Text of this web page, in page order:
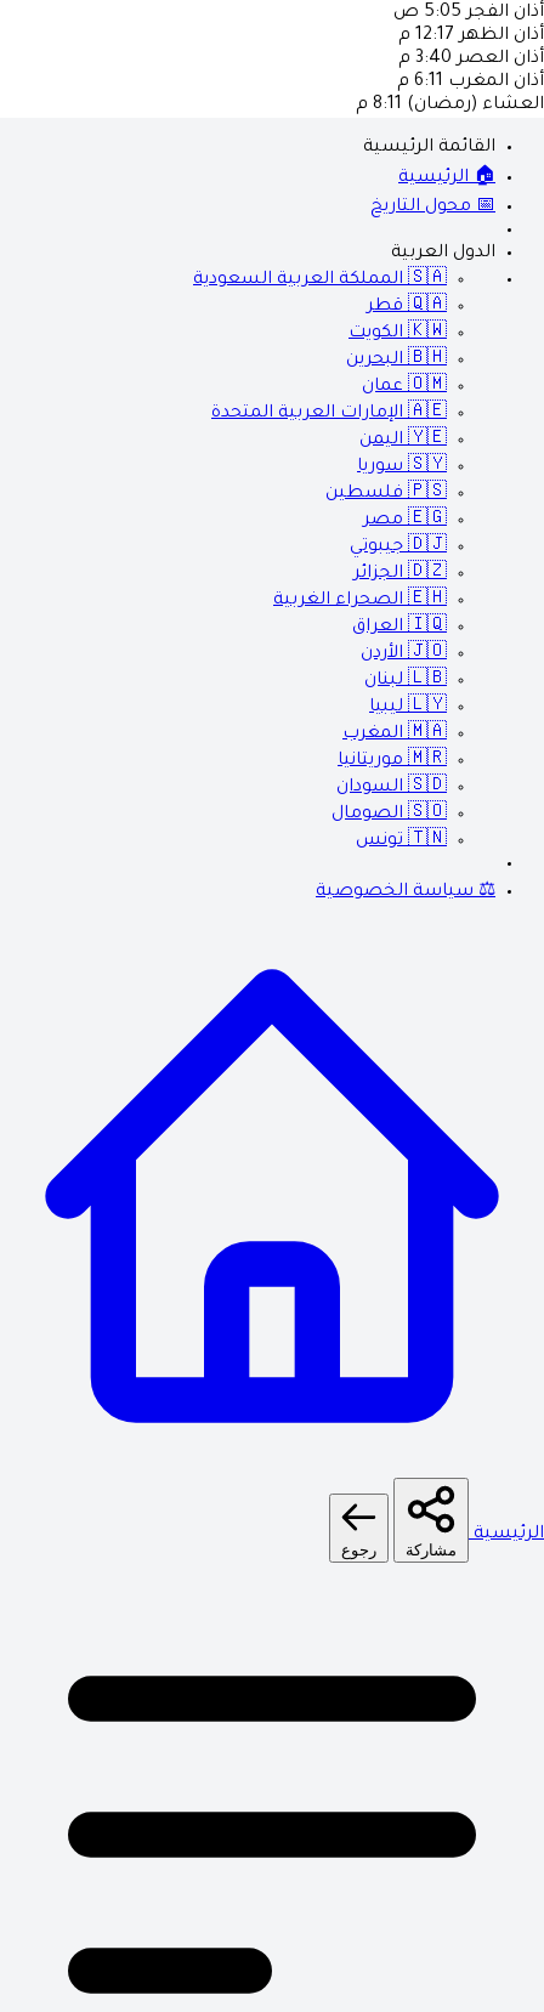
أذان الفجر 5:05 ص
أذان الظهر 12:17 م
أذان العصر 3:40 م
أذان المغرب 6:11 م
العشاء (رمضان) 8:11 م
القائمة الرئيسية
🏠 الرئيسية
📅 محول التاريخ
الدول العربية
🇸🇦 المملكة العربية السعودية
🇶🇦 قطر
🇰🇼 الكويت
🇧🇭 البحرين
🇴🇲 عمان
🇦🇪 الإمارات العربية المتحدة
🇾🇪 اليمن
🇸🇾 سوريا
🇵🇸 فلسطين
🇪🇬 مصر
🇩🇯 جيبوتي
🇩🇿 الجزائر
🇪🇭 الصحراء الغربية
🇮🇶 العراق
🇯🇴 الأردن
🇱🇧 لبنان
🇱🇾 ليبيا
🇲🇦 المغرب
🇲🇷 موريتانيا
🇸🇩 السودان
🇸🇴 الصومال
🇹🇳 تونس
⚖️ سياسة الخصوصية
الرئيسية
مشاركة رجوع